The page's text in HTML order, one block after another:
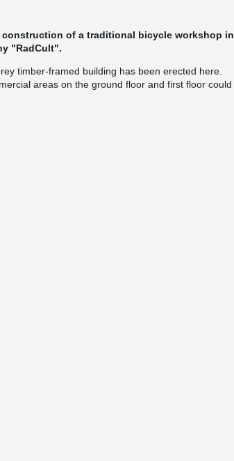
of a traditional bicycle workshop in
"RadCult".
timber-framed building has been erected here.
areas on the ground floor and first floor could